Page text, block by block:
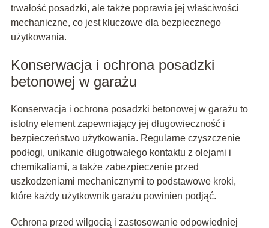
trwałość posadzki, ale także poprawia jej właściwości
mechaniczne, co jest kluczowe dla bezpiecznego
użytkowania.
Konserwacja i ochrona posadzki
betonowej w garażu
Konserwacja i ochrona posadzki betonowej w garażu to
istotny element zapewniający jej długowieczność i
bezpieczeństwo użytkowania. Regularne czyszczenie
podłogi, unikanie długotrwałego kontaktu z olejami i
chemikaliami, a także zabezpieczenie przed
uszkodzeniami mechanicznymi to podstawowe kroki,
które każdy użytkownik garażu powinien podjąć.
Ochrona przed wilgocią i zastosowanie odpowiedniej